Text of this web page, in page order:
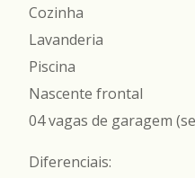
Cozinha
Lavanderia
Piscina
Nascente frontal
04 vagas de garagem
Diferenciais: